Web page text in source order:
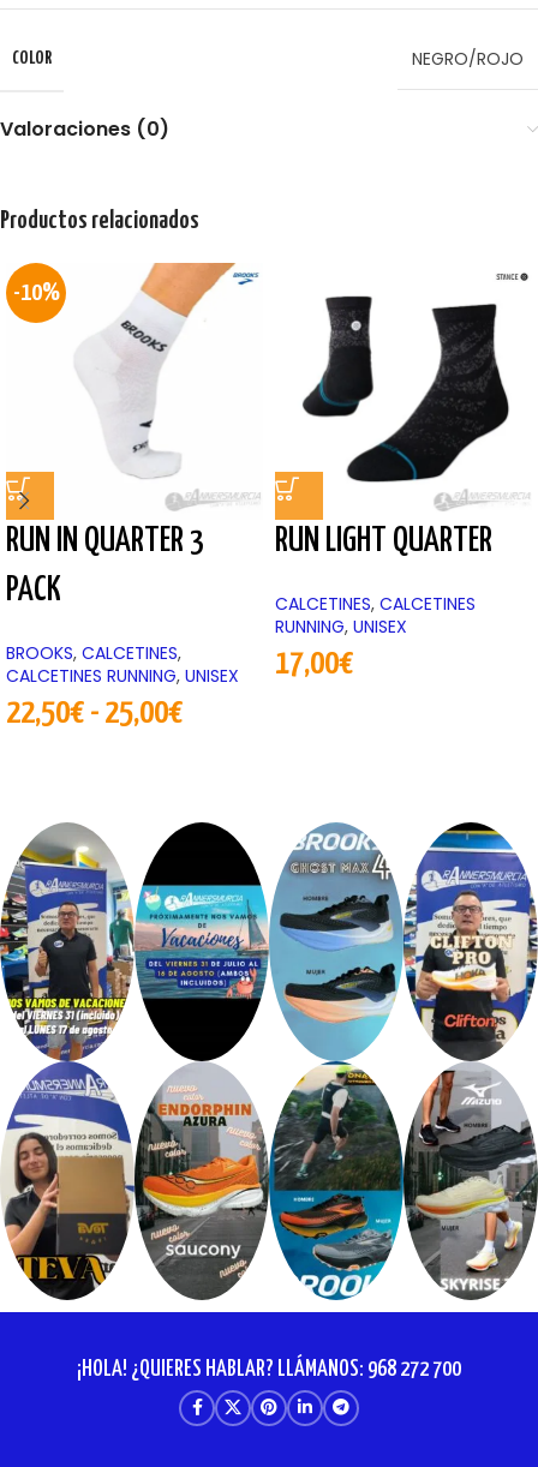
COLOR NEGRO/ROJO
Valoraciones (0)
Productos relacionados
-10%
RUN IN QUARTER 3
PACK
BROOKS, CALCETINES,
CALCETINES RUNNING, UNISEX
22,50€ - 25,00€
RUN LIGHT QUARTER
CALCETINES, CALCETINES
RUNNING, UNISEX
17,00€
¡HOLA! ¿QUIERES HABLAR? LLÁMANOS: 968 272 700